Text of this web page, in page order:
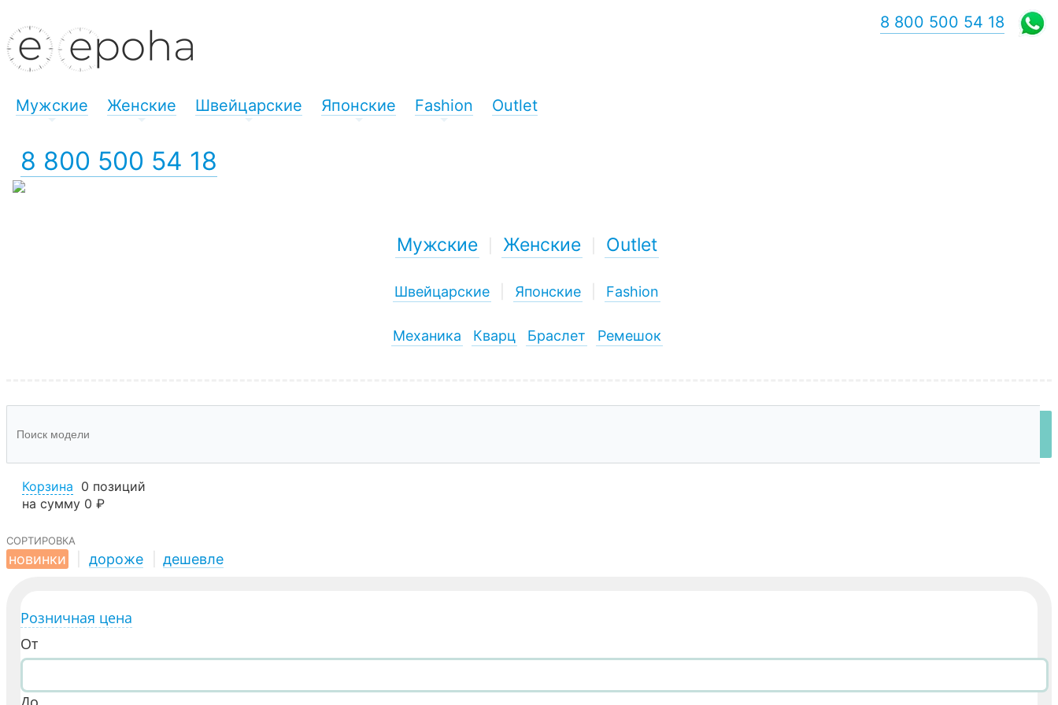
Мужские Женские Швейцарские Японские Fashion Outlet
8 800 500 54 18
8 800 500 54 18
Мужские Женские Outlet
Швейцарские Японские Fashion
Механика Кварц Браслет Ремешок
Корзина 0 позиций
на сумму 0 ₽
сортировка
новинки
дороже дешевле
Розничная цена
От